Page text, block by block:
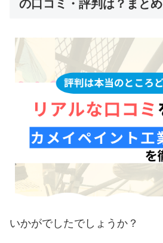
の口コミ・評判は？まとめ
いかがでしたでしょうか？